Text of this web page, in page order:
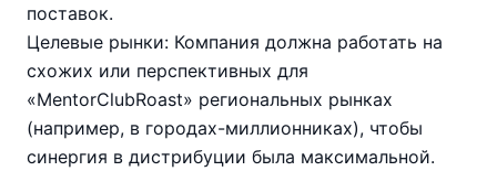
поставок.
Целевые рынки: Компания должна работать на
схожих или перспективных для
«MentorClubRoast» региональных рынках
(например, в городах-миллионниках), чтобы
синергия в дистрибуции была максимальной.